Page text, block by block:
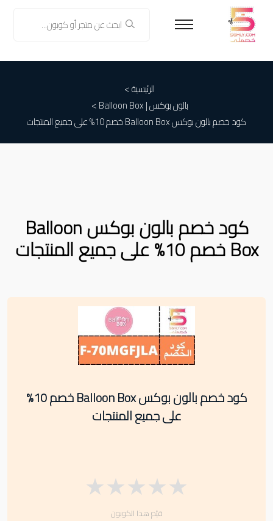
الرئيسية >
بالون بوكس | Balloon Box
>
كود خصم بالون بوكس Balloon Box خصم 10% على جميع المنتجات
كود خصم بالون بوكس Balloon
Box خصم 10% على جميع المنتجات
كود خصم بالون بوكس Balloon Box خصم 10%
على جميع المنتجات
★
★
★
★
★
قيّم هذا الكوبون